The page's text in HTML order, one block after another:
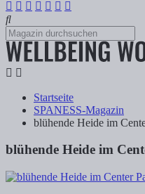
Startseite
SPANESS-Magazin
blühende Heide im
blühende Heide im